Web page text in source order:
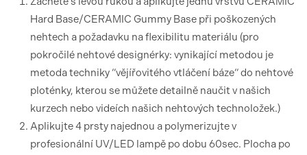
Hard Base/CERAMIC Gummy Base při poškozených
nehtech a požadavku na flexibilitu materiálu (pro
pokročilé nehtové designérky: vynikající metodou je
metoda techniky “vějířovitého vtláčení báze“ do nehtové
ploténky, kterou se můžete detailně naučit v našich
kurzech nebo videích našich nehtových technoložek.)
Aplikujte 4 prsty najednou a polymerizujte v
profesionální UV/LED lampě po dobu 60sec. Plocha po